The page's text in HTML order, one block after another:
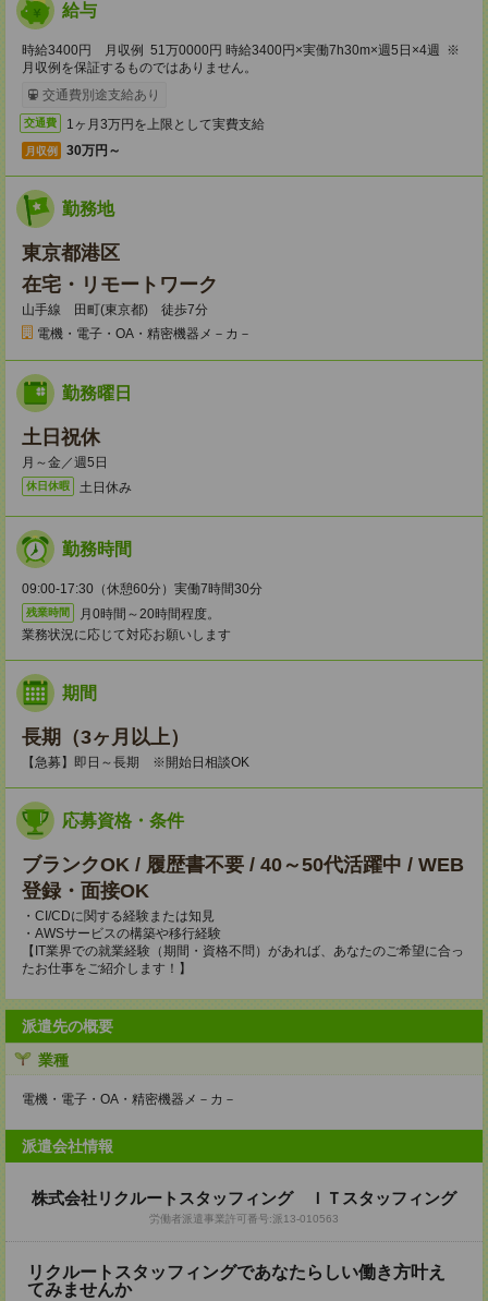
給与
時給3400円 月収例 51万0000円 時給3400円×実働7h30m×週5日×4週 ※
月収例を保証するものではありません。
交通費別途支給あり
交通費 1ヶ月3万円を上限として実費支給
月収例 30万円～
勤務地
東京都港区
在宅・リモートワーク
山手線 田町(東京都) 徒歩7分
電機・電子・OA・精密機器メ－カ－
勤務曜日
土日祝休
月～金／週5日
休日休暇 土日休み
勤務時間
09:00-17:30（休憩60分）実働7時間30分
残業時間
月0時間～20時間程度。
業務状況に応じて対応お願いします
期間
長期（3ヶ月以上）
【急募】即日～長期 ※開始日相談OK
応募資格・条件
ブランクOK / 履歴書不要 / 40～50代活躍中 / WEB
登録・面接OK
・CI/CDに関する経験または知見
・AWSサービスの構築や移行経験
【IT業界での就業経験（期間・資格不問）があれば、あなたのご希望に合っ
たお仕事をご紹介します！】
派遣先の概要
業種
電機・電子・OA・精密機器メ－カ－
派遣会社情報
株式会社リクルートスタッフィング ＩＴスタッフィング
労働者派遣事業許可番号:派13-010563
リクルートスタッフィングであなたらしい働き方叶え
てみませんか